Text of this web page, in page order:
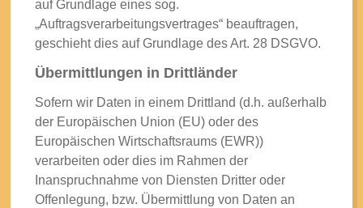
auf Grundlage eines sog.
„Auftragsverarbeitungsvertrages“ beauftragen,
geschieht dies auf Grundlage des Art. 28 DSGVO.
Übermittlungen in Drittländer
Sofern wir Daten in einem Drittland (d.h. außerhalb
der Europäischen Union (EU) oder des
Europäischen Wirtschaftsraums (EWR))
verarbeiten oder dies im Rahmen der
Inanspruchnahme von Diensten Dritter oder
Offenlegung, bzw. Übermittlung von Daten an